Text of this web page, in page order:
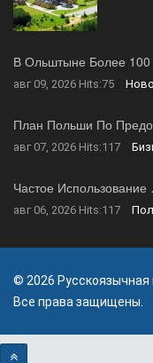
В Ольштыне Более
авг 09, 2026 Hits:75
План Польши По
авг 07, 2026 Hits:117
Частое
авг 06, 2026 Hits:117
© 2026 Русскоязычная
Все права защищены.